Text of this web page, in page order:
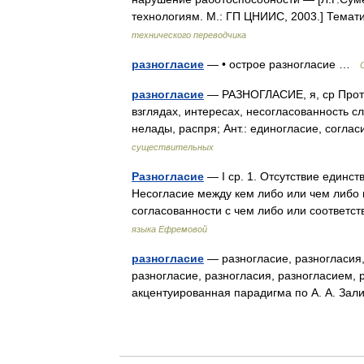
технологиям. М.: ГП ЦНИИС, 2003.]
технического переводчика
разногласие — • острое разногласие …
разногласие — РАЗНОГЛАСИЕ, я, ср
взглядах, интересах,
нелады, распря; Ант.: единогласие,
существительных
Разногласие — I ср. 1. Отсутствие
Несогласие между кем либо или чем либо
согласованности с чем либо или
языка Ефремовой
разногласие — разногласие,
разногласие, разногласия,
акцентуированная парадигма по А. А.